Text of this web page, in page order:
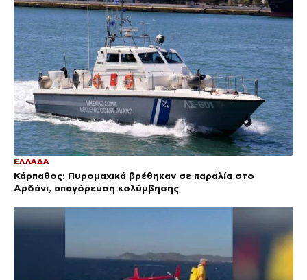
ΕΛΛΑΔΑ
Κάρπαθος: Πυρομαχικά βρέθηκαν σε παραλία στο
Αρδάνι, απαγόρευση κολύμβησης